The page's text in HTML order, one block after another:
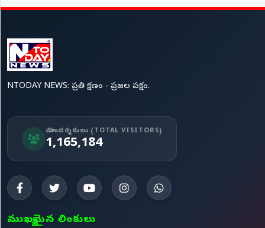
NTODAY NEWS: ప్రతి క్షణం - ప్రజల పక్షం.
మా సందర్శకులు (TOTAL VISITORS)
1,165,184
ముఖ్యమైన లింకులు